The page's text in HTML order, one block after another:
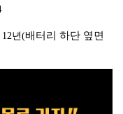
년(배터리 하단 옆면